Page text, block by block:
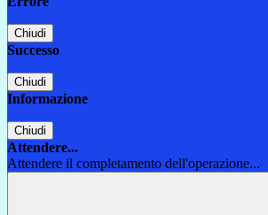
Chiudi
Successo
Chiudi
Informazione
Chiudi
Attendere...
Attendere il completamento dell'operazione...